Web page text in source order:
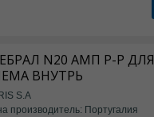
N20 АМП Р-Р ДЛЯ
ВНУТРЬ
S.A
производитель: Португалия